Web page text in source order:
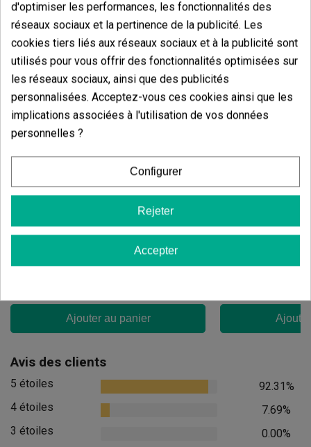
13,60 €
Ajouter au panier
7,20 €
Avis des clients
5 étoiles
92.31%
4 étoiles
7.69%
3 étoiles
0.00%
d'optimiser les performances, les fonctionnalités des
réseaux sociaux et la pertinence de la publicité. Les
cookies tiers liés aux réseaux sociaux et à la publicité sont
utilisés pour vous offrir des fonctionnalités optimisées sur
les réseaux sociaux, ainsi que des publicités
personnalisées. Acceptez-vous ces cookies ainsi que les
implications associées à l'utilisation de vos données
personnelles ?
Configurer
Rejeter
Accepter